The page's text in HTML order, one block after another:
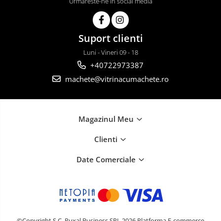
Suport clienti
Luni - Vineri 09 - 18
+40722973387
machete@vitrinacumachete.ro
Magazinul Meu
Clienti
Date Comerciale